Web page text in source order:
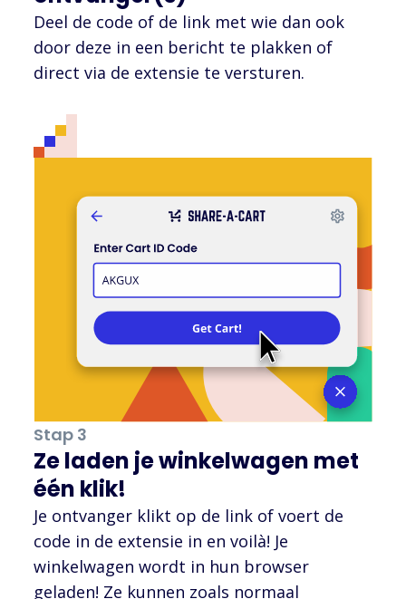
Deel de code of de link met wie dan ook
door deze in een bericht te plakken of
direct via de extensie te versturen.
Stap 3
Ze laden je winkelwagen met
één klik!
Je ontvanger klikt op de link of voert de
code in de extensie in en voilà! Je
winkelwagen wordt in hun browser
geladen! Ze kunnen zoals normaal